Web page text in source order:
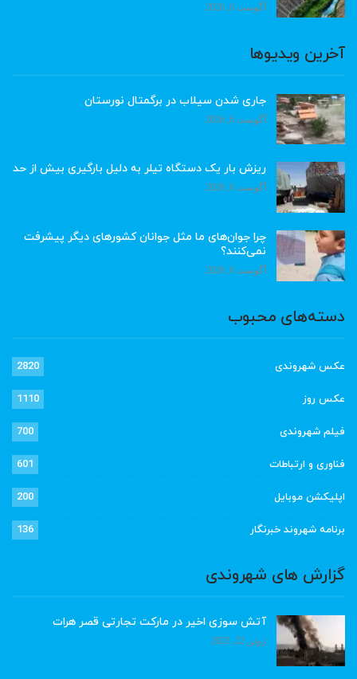
آگوست 6, 2026
آخرین ویدیوها
جاری شدن سیلاب در برگمتال نورستان
آگوست 6, 2026
ریزش بار یک دستگاه تیلر به دلیل بارگیری بیش از حد
آگوست 6, 2026
چرا جوان‌های ما مثل جوانان کشورهای دیگر پیشرفت
نمی‌کنند؟
آگوست 6, 2026
دسته‌های محبوب
عکس شهروندی 2820
عکس روز 1110
فیلم شهروندی 700
فناوری و ارتباطات 601
اپلیکشن موبایل 200
برنامه شهروند خبرنگار 136
گزارش های شهروندی
آتش سوزی اخیر در مارکت تجارتی قصر هرات
ژوئن 22, 2023